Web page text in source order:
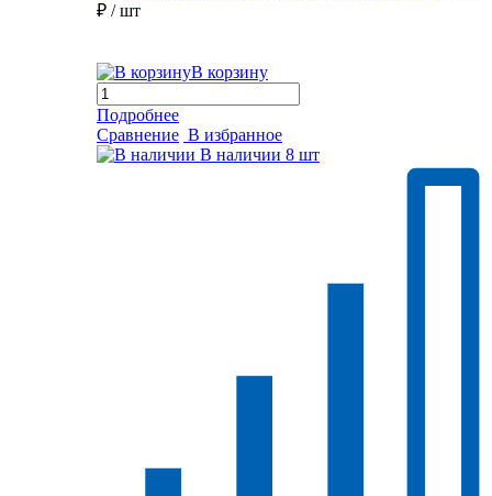
₽ / шт
В корзину
Подробнее
Сравнение В избранное
В наличии 8 шт